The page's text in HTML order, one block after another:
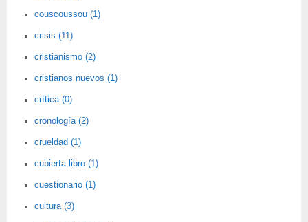
couscoussou (1)
crisis (11)
cristianismo (2)
cristianos nuevos (1)
crítica (0)
cronología (2)
crueldad (1)
cubierta libro (1)
cuestionario (1)
cultura (3)